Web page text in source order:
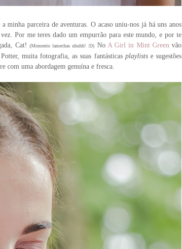
minha parceira de aventuras. O acaso uniu-nos já há uns anos
Por me teres dado um empurrão para este mundo, e por te
Cat!
(Momento lamechas uhuhh! :D) No A Girl in Mint Greenvão
muita fotografia, as suas fantásticas playlists e sugestões
com uma abordagem genuína e fresca.